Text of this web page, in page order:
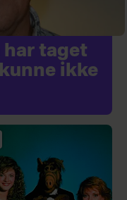
har taget
ikke